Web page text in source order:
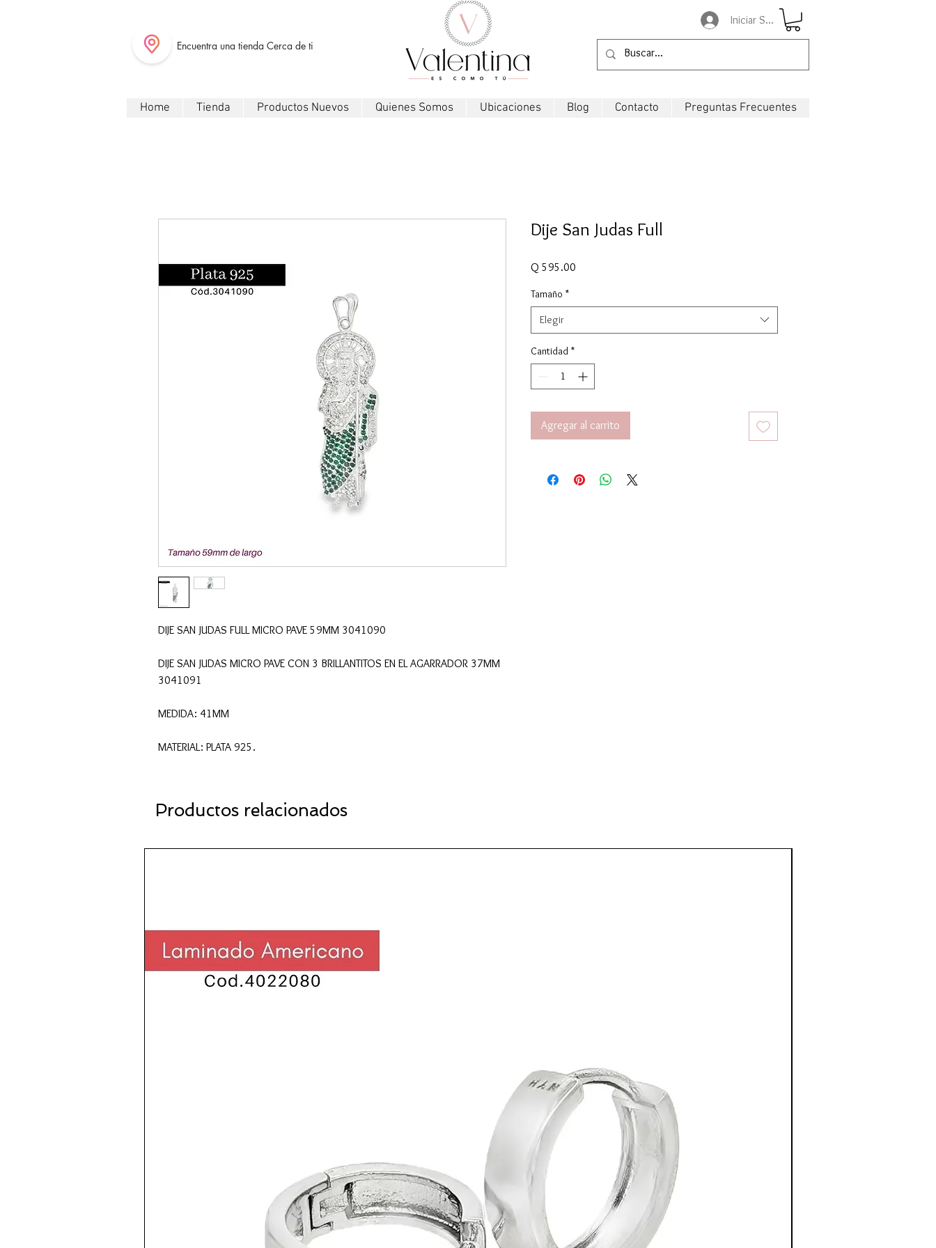
Encuentra una tienda Cerca de ti
Iniciar Sesión
Home Tienda Productos Nuevos Quienes Somos Ubicaciones Blog Contacto Preguntas Frecuentes
DIJE SAN JUDAS FULL MICRO PAVE 59MM 3041090
DIJE SAN JUDAS MICRO PAVE CON 3 BRILLANTITOS EN EL AGARRADOR 37MM
3041091
MEDIDA: 41MM
MATERIAL: PLATA 925.
Dije San Judas Full
Q 595.00
Tamaño *
Elegir
Cantidad *
Agregar al carrito
Productos relacionados